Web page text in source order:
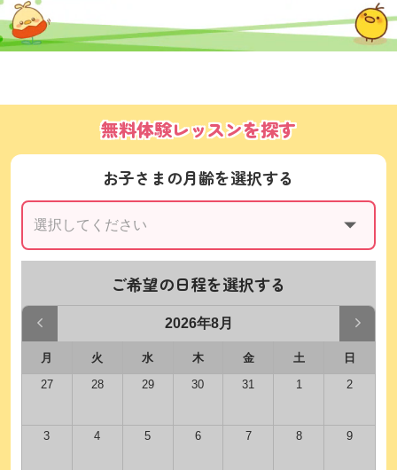
無料体験レッスンを探す
お子さまの月齢を選択する
ご希望の日程を選択する
2026年8月
月 火 水 木 金 土
日
27
28 29 30 31 1 2
3 4 5 6 7 8 9